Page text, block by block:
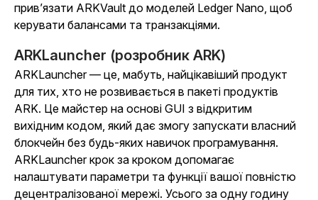
прив’язати ARKVault до моделей Ledger Nano, щоб
керувати балансами та транзакціями.
ARKLauncher (розробник ARK)
ARKLauncher — це, мабуть, найцікавіший продукт
для тих, хто не розвивається в пакеті продуктів
ARK. Це майстер на основі GUI з відкритим
вихідним кодом, який дає змогу запускати власний
блокчейн без будь-яких навичок програмування.
ARKLauncher крок за кроком допомагає
налаштувати параметри та функції вашої повністю
децентралізованої мережі. Усього за одну годину